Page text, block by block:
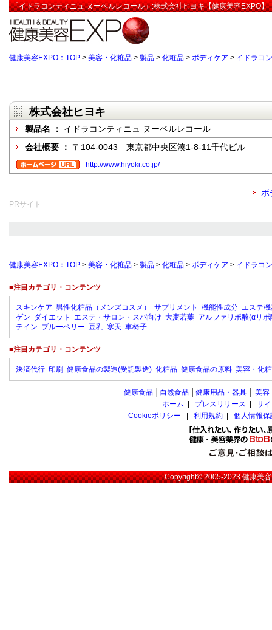
「イドラコンティニュ ヌーベルレコール」:株式会社ヒヨキ【健康美容EXPO】
健康美容EXPO：TOP > 美容・化粧品 > 製品 > 化粧品 > ボディケア > イドラコ
株式会社ヒヨキ
製品名 ： イドラコンティニュ ヌーベルレコール
会社概要 ： 〒104-0043 東京都中央区湊1-8-11千代ビル
http://www.hiyoki.co.jp/
ボ
PRサイト
健康美容EXPO：TOP > 美容・化粧品 > 製品 > 化粧品 > ボディケア > イドラコ
■注目カテゴリ・コンテンツ
スキンケア 男性化粧品（メンズコスメ） サプリメント 機能性成分 エステ
ゲン ダイエット エステ・サロン・スパ向け 大麦若葉 アルファリポ酸(αリポ
テイン ブルーベリー 豆乳 寒天 車椅子
■注目カテゴリ・コンテンツ
決済代行 印刷 健康食品の製造(受託製造) 化粧品 健康食品の原料 美容・化
健康食品 自然食品 健康用品・器具 美容
ホーム
プレスリリース
サ
Cookieポリシー
利用規約 個人情報
Copyright© 2005-2023健康美